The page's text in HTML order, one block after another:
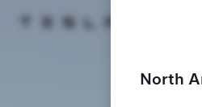
Página de inicio
North